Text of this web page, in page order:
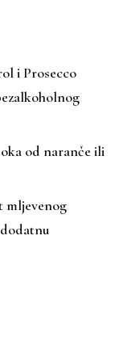
i Prosecco
od naranče ili
mljevenog